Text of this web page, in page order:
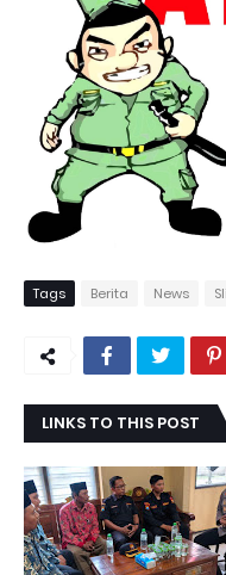
Tags Berita News
LINKS TO THIS POST